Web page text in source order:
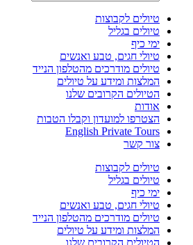
טיולים לקבוצות
טיולים בגליל
ימי כיף
טיולי חגים, טבע ואנשים
טיולים מודרכים מהטלפון הנייד
המלצות ומידע על טיולים
הטיולים הקרובים שלנו
אודות
הצטרפו למועדון וקבלו הטבות
English Private Tours
צור קשר
טיולים לקבוצות
טיולים בגליל
ימי כיף
טיולי חגים, טבע ואנשים
טיולים מודרכים מהטלפון הנייד
המלצות ומידע על טיולים
הטיולים הקרובים שלנו